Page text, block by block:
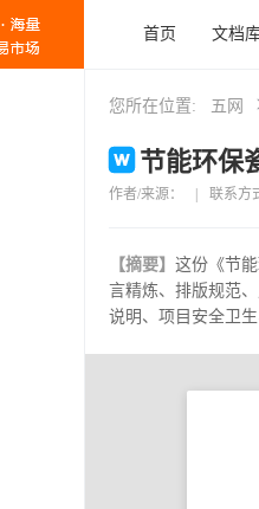
首页 文档
您所在位置: 五网
节能环保
作者/来源： 联系方
【摘要】 这份《节
言精炼、排版规范
说明、项目安全卫